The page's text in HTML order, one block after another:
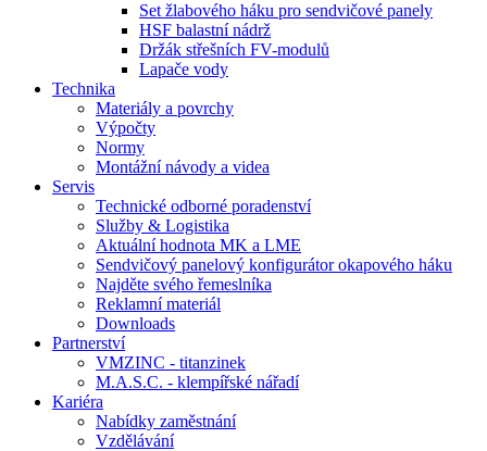
Set žlabového háku pro sendvičové panely
HSF balastní nádrž
Držák střešních FV-modulů
Lapače vody
Technika
Materiály a povrchy
Výpočty
Normy
Montážní návody a videa
Servis
Technické odborné poradenství
Služby & Logistika
Aktuální hodnota MK a LME
Sendvičový panelový konfigurátor okapového háku
Najděte svého řemeslníka
Reklamní materiál
Downloads
Partnerství
VMZINC - titanzinek
M.A.S.C. - klempířské nářadí
Kariéra
Nabídky zaměstnání
Vzdělávání